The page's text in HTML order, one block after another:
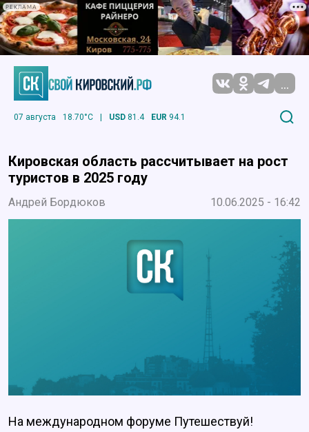
РЕКЛАМА
...
07 августа 18.70°C | USD 81.4 EUR 94.1
Кировская область рассчитывает на рост
туристов в 2025 году
Андрей Бордюков 10.06.2025 - 16:42
На международном форуме Путешествуй!